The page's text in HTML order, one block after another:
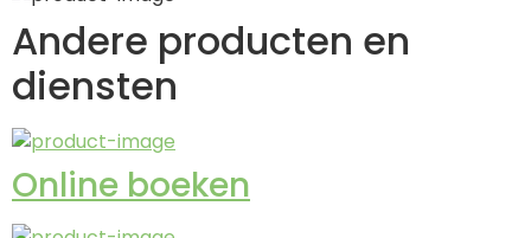
Andere producten en
diensten
Online boeken